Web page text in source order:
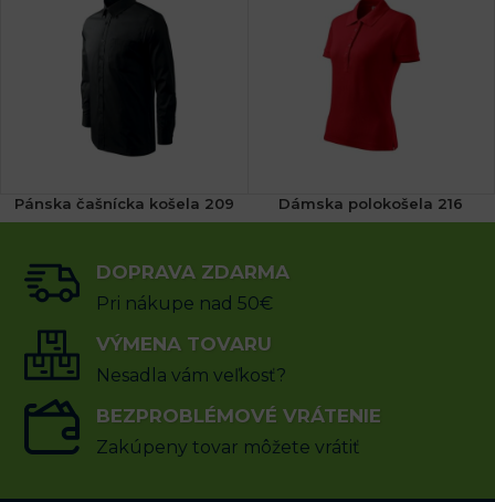
Pánska čašnícka košela 209
21.72€ s DPH
VÝBER MOŽNOSTÍ
Dámska polokošela 216
DOPRAVA ZDARMA
Pri nákupe nad 50€
VÝMENA TOVARU
Nesadla vám veľkosť?
BEZPROBLÉMOVÉ VRÁTENIE
Zakúpeny tovar môžete vrátiť